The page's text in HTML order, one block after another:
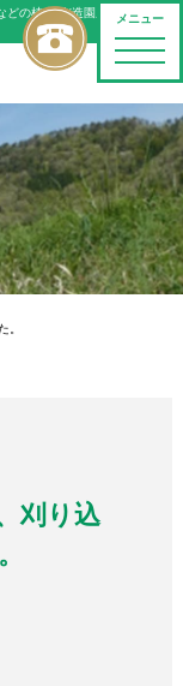
メニュー
toggle
の植木屋/造園屋をお探しな
刈り込